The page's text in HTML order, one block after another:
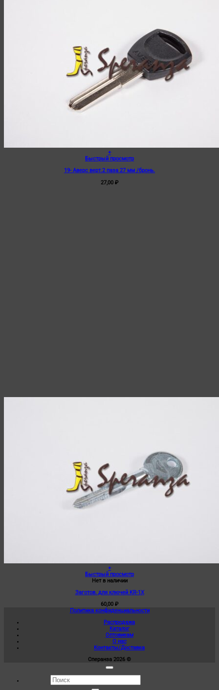
+
Быстрый просмотр
19- Аверс верт.2 паза 27 мм /бронь.
27,00 ₽
+
Быстрый просмотр
Нет в наличии
Заготов. для ключей KR-1X
60,00 ₽
Политика конфиденциальности
Распродажа
Каталог
Оптовикам
О нас
Контакты/Доставка
Сперанза 2026 ©
Искать: